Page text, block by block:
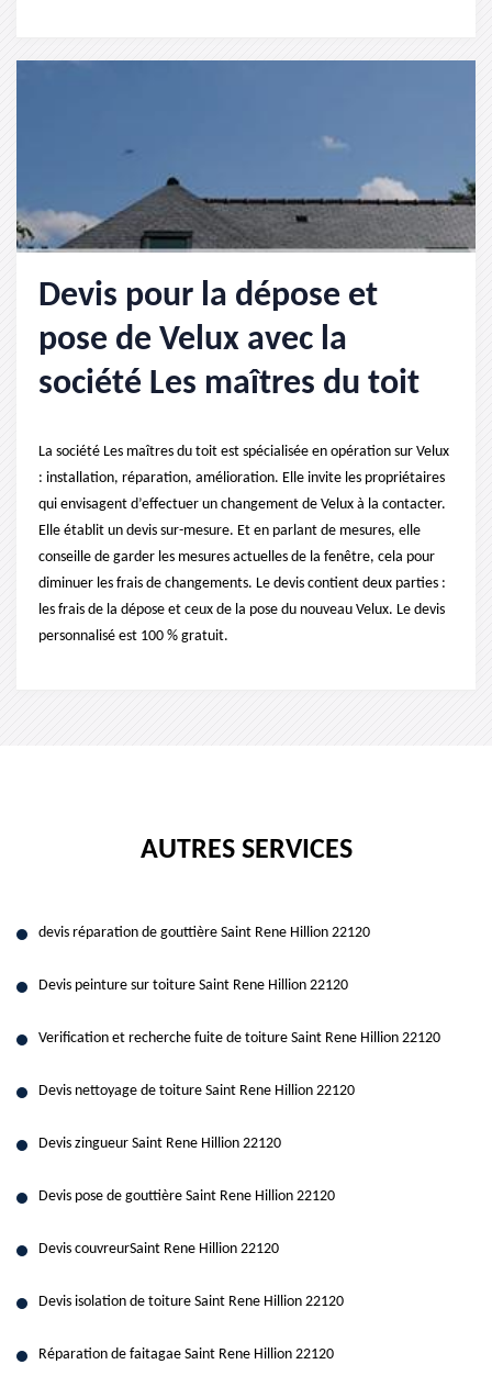
Devis pour la dépose et
pose de Velux avec la
société Les maîtres du toit
La société Les maîtres du toit est spécialisée en opération sur Velux
: installation, réparation, amélioration. Elle invite les propriétaires
qui envisagent d’effectuer un changement de Velux à la contacter.
Elle établit un devis sur-mesure. Et en parlant de mesures, elle
conseille de garder les mesures actuelles de la fenêtre, cela pour
diminuer les frais de changements. Le devis contient deux parties :
les frais de la dépose et ceux de la pose du nouveau Velux. Le devis
personnalisé est 100 % gratuit.
AUTRES SERVICES
devis réparation de gouttière Saint Rene Hillion 22120
Devis peinture sur toiture Saint Rene Hillion 22120
Verification et recherche fuite de toiture Saint Rene Hillion 22120
Devis nettoyage de toiture Saint Rene Hillion 22120
Devis zingueur Saint Rene Hillion 22120
Devis pose de gouttière Saint Rene Hillion 22120
Devis couvreurSaint Rene Hillion 22120
Devis isolation de toiture Saint Rene Hillion 22120
Réparation de faitagae Saint Rene Hillion 22120